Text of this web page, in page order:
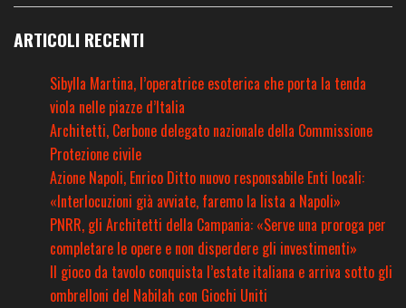
ARTICOLI RECENTI
Sibylla Martina, l’operatrice esoterica che porta la tenda
viola nelle piazze d’Italia
Architetti, Cerbone delegato nazionale della Commissione
Protezione civile
Azione Napoli, Enrico Ditto nuovo responsabile Enti locali:
«Interlocuzioni già avviate, faremo la lista a Napoli»
PNRR, gli Architetti della Campania: «Serve una proroga per
completare le opere e non disperdere gli investimenti»
Il gioco da tavolo conquista l’estate italiana e arriva sotto gli
ombrelloni del Nabilah con Giochi Uniti